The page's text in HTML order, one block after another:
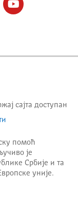
сајта доступан
помоћ
је
Србије и та
уније.